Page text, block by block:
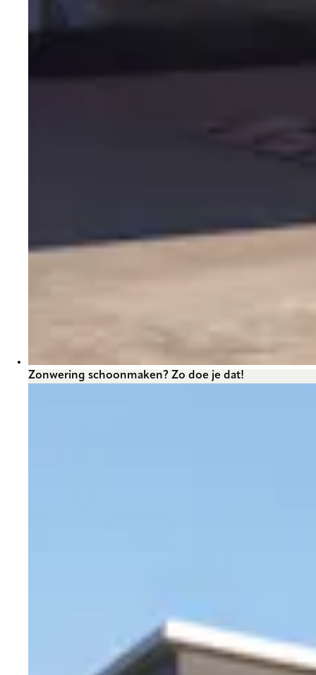
Zonwering schoonmaken? Zo doe je dat!